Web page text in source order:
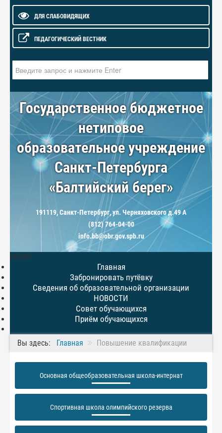
ДЛЯ СЛАБОВИДЯЩИХ
ПЕДАГОГИЧЕСКИЙ ВЕСТНИК
Государственное бюджетное
нетиповое
образовательное учреждение
Санкт-Петербурга
«Балтийский берег»
191119, Санкт-Петербург, ул. Черняховского д.49 А
(812) 764-04-00
info.bb@obr.gov.spb.ru
МЕНЮ
Главная
Забронировать путёвку
Сведения об образовательной организации
НОВОСТИ
Совет обучающихся
Приём обучающихся
Вы здесь: Главная Повышение квалификации
Основная общеобразовательная школа-интернат
Спортивная школа олимпийского резерва